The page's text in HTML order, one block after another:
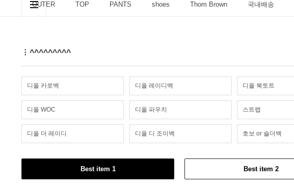
OUTER TOP PANTS shoes Thom Brown 국내배송
^^^^^^^^^
디올 카로백 디올 레이디백 디올 북토트
디올 WOC 디올 파우치 스트랩
디올 더 레이디 디올 디 조이백 호보 or 숄더백
Best item 1 Best item 2